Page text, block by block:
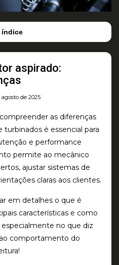
índice
aspirado:
de 2025
as diferenças
é essencial para
e performance
permite ao mecânico
ajustar sistemas de
claras aos clientes.
em detalhes o que é
características e como
no que diz
comportamento do